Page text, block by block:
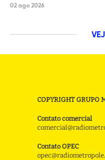
02 ago 2026
COPYRIGHT GRUPO
Contato comercial
Contato OPEC